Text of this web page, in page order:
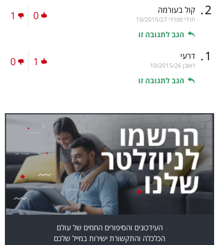
2
. קול בעורמה
חרדי ספרדי 10/2015/27
הגב לתגובה זו
0
1
1
. דרעי
ראובן 10/2015/26
הגב לתגובה זו
1
0
העידכונים והסיפורים החמים של עולם
הכלכלה והתקשורת ישירות במייל שלכם